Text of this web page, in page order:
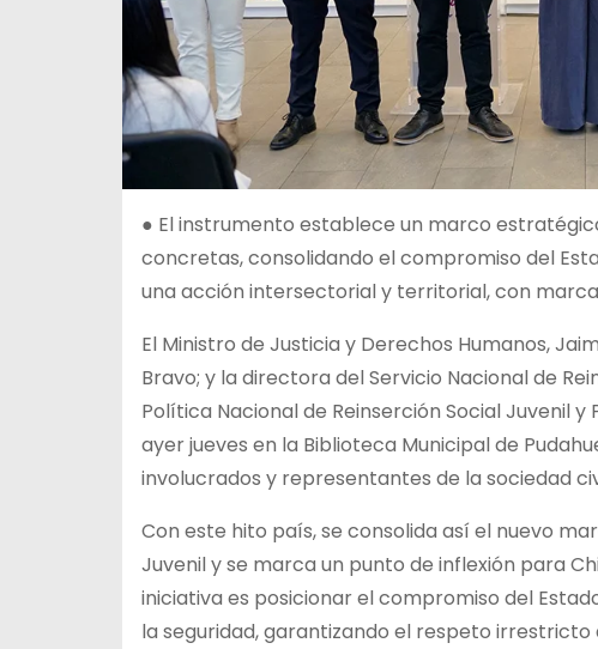
● El instrumento establece un marco
concretas, consolidando el compromiso del
una acción intersectorial y territorial, con
El Ministro de Justicia y Derechos Humanos,
Bravo; y la directora del Servicio Nacional de
Política Nacional de Reinserción Social Juvenil
ayer jueves en la Biblioteca Municipal de
involucrados y representantes de la sociedad
Con este hito país, se consolida así el nuevo
Juvenil y se marca un punto de inflexión para
iniciativa es posicionar el compromiso del
la seguridad, garantizando el respeto